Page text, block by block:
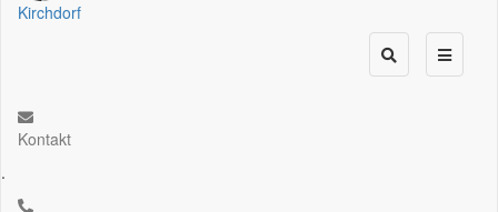
Kirchdorf
Kontakt
.